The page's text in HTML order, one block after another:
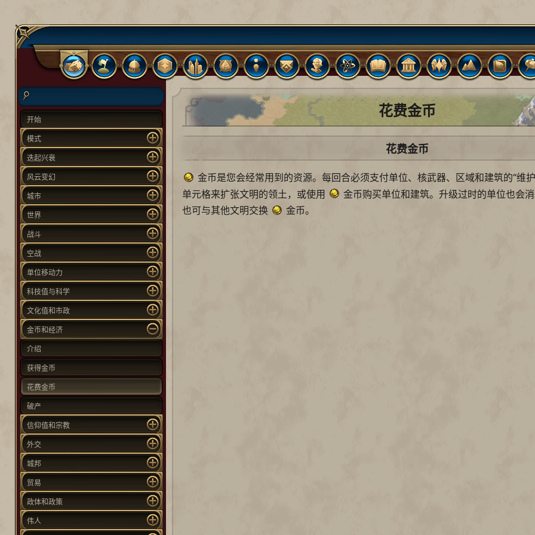
开始
模式
迭起兴衰
风云变幻
城市
世界
战斗
空战
单位移动力
科技值与科学
文化值和市政
金币和经济
介绍
获得金币
花费金币
破产
信仰值和宗教
外交
城邦
贸易
政体和政策
伟人
花费金币
花费金币
金币是您会经常用到的资源。每回合必须支付单位、核武器、区域和建筑的“维
单元格来扩张文明的领土，或使用
金币购买单位和建筑。升级过时的单位也会
也可与其他文明交换
金币。